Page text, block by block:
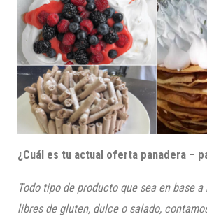
¿Cuál es tu actual oferta panadera –
Todo tipo de producto que sea en base
libres de gluten, dulce o salado,